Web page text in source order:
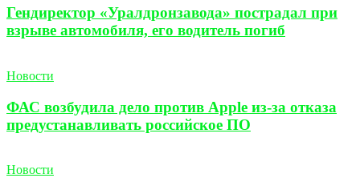
Гендиректор «Уралдронзавода» пострадал при
взрыве автомобиля, его водитель погиб
Новости
ФАС возбудила дело против Apple из-за отказа
предустанавливать российское ПО
Новости